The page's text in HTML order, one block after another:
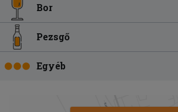
Bor
Pezsgő
Egyéb